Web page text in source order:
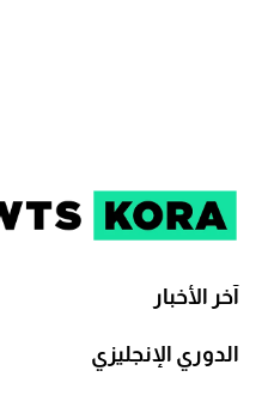
آخر الأخبار
الدوري الإنجليزي